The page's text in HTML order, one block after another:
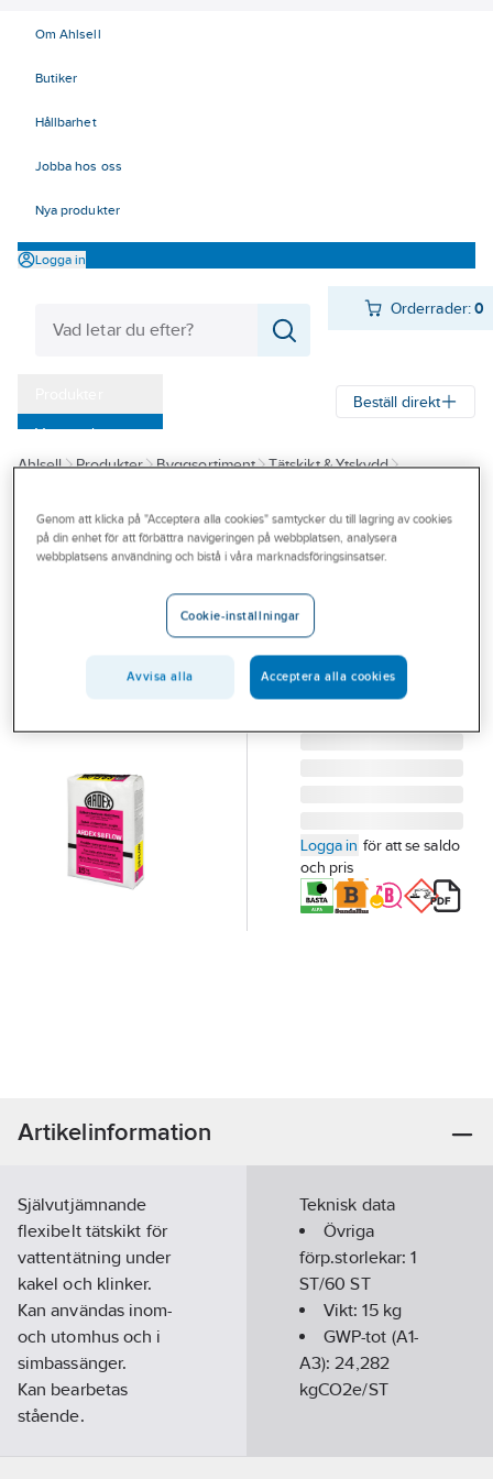
Om Ahlsell
Butiker
Hållbarhet
Jobba hos oss
Nya produkter
Logga in
Orderrader:0
Varumärken
Kampanjer
Outlet
Branscher
Beställ direkt
Ahlsell Produkter Byggsortiment
Tätskikt & Ytskydd
ARDEX
Tätskikt Ardex
S 8 Flow
TÄTSKIKT ARDEX S 8
FLOW. 15 KG
Artikelnummer:
24224
Logga in för att se saldo
och pris
Artikelinformation
Självutjämnande
flexibelt tätskikt för
vattentätning under
kakel och klinker.
Kan användas inom-
och utomhus och i
simbassänger.
Kan bearbetas
stående.
Teknisk data
Övriga
förp.storlekar:1
ST/60 ST
Vikt:15kg
GWP-tot (A1-
A3):24,282
kgCO2e/ST
Genom att klicka på "Acceptera alla cookies" samtycker du till lagring av cookies
på din enhet för att förbättra navigeringen på webbplatsen, analysera
webbplatsens användning och bistå i våra marknadsföringsinsatser.
Cookie-inställningar
Avvisa alla Acceptera alla cookies